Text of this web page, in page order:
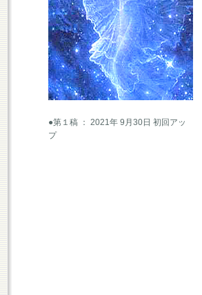
●第１稿 ： 2021年 9月30日 初回アッ
プ